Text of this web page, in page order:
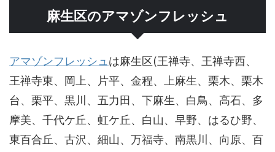
麻生区のアマゾンフレッシュ
アマゾンフレッシュ は麻生区(王禅寺、王禅寺西、
王禅寺東、岡上、片平、金程、上麻生、栗木、栗木
台、栗平、黒川、五力田、下麻生、白鳥、高石、多
摩美、千代ケ丘、虹ケ丘、白山、早野、はるひ野、
東百合丘、古沢、細山、万福寺、南黒川、向原、百